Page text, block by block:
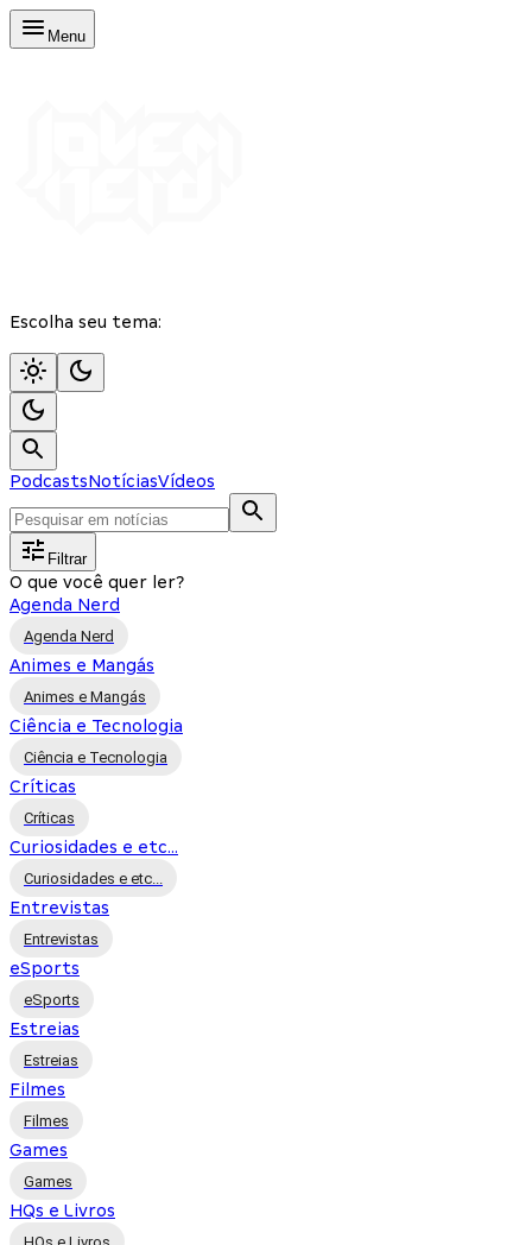
Menu
Escolha seu tema:
PodcastsNotíciasVídeos
Filtrar
O que você quer ler?
Agenda Nerd
Agenda Nerd
Animes e Mangás
Animes e Mangás
Ciência e Tecnologia
Ciência e Tecnologia
Críticas
Críticas
Curiosidades e etc...
Curiosidades e etc...
Entrevistas
Entrevistas
eSports
eSports
Estreias
Estreias
Filmes
Filmes
Games
Games
HQs e Livros
HQs e Livros